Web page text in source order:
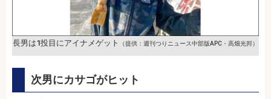
長男は1投目にアイナメゲット （提供：週刊つりニュース中部版APC・高畑光邦）
次男にカサゴがヒット